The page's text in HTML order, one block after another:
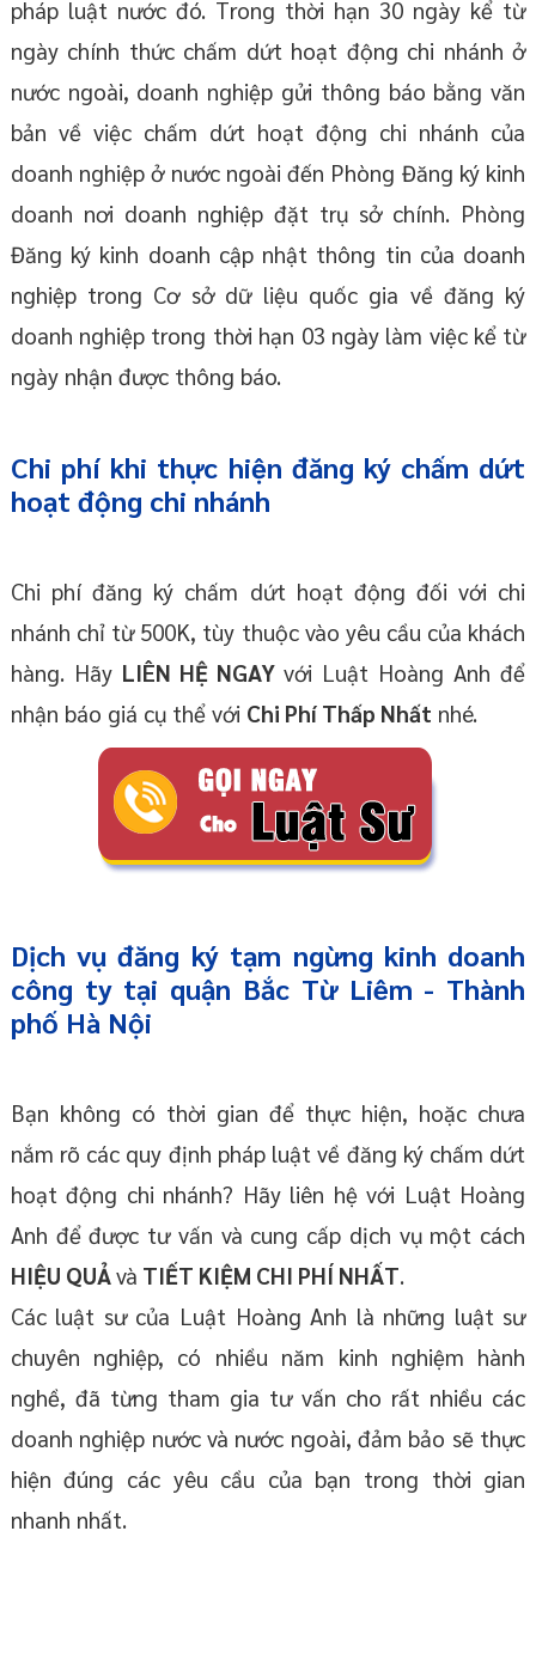
pháp luật nước đó. Trong thời hạn 30 ngày kể từ
ngày chính thức chấm dứt hoạt động chi nhánh ở
nước ngoài, doanh nghiệp gửi thông báo bằng văn
bản về việc chấm dứt hoạt động chi nhánh của
doanh nghiệp ở nước ngoài đến Phòng Đăng ký kinh
doanh nơi doanh nghiệp đặt trụ sở chính. Phòng
Đăng ký kinh doanh cập nhật thông tin của doanh
nghiệp trong Cơ sở dữ liệu quốc gia về đăng ký
doanh nghiệp trong thời hạn 03 ngày làm việc kể từ
ngày nhận được thông báo.
Chi phí khi thực hiện đăng ký chấm dứt
hoạt động chi nhánh
Chi phí đăng ký chấm dứt hoạt động đối với chi
nhánh chỉ từ 500K, tùy thuộc vào yêu cầu của khách
hàng. Hãy LIÊN HỆ NGAYvới Luật Hoàng Anh để
nhận báo giá cụ thể với Chi Phí Thấp Nhất nhé.
Dịch vụ đăng ký tạm ngừng kinh doanh
công ty tại quận Bắc Từ Liêm - Thành
phố Hà Nội
Bạn không có thời gian để thực hiện, hoặc chưa
nắm rõ các quy định pháp luật về đăng ký chấm dứt
hoạt động chi nhánh? Hãy liên hệ với Luật Hoàng
Anh để được tư vấn và cung cấp dịch vụ một cách
HIỆU QUẢvà TIẾT KIỆM CHI PHÍ NHẤT.
Các luật sư của Luật Hoàng Anh là những luật sư
chuyên nghiệp, có nhiều năm kinh nghiệm hành
nghề, đã từng tham gia tư vấn cho rất nhiều các
doanh nghiệp nước và nước ngoài, đảm bảo sẽ thực
hiện đúng các yêu cầu của bạn trong thời gian
nhanh nhất.